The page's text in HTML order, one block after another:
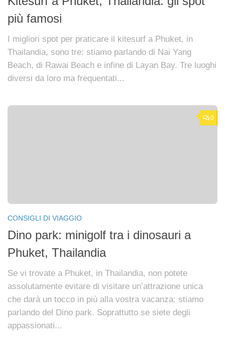
più famosi
I migliori spot per praticare il kitesurf a Phuket, in
Thailandia, sono tre: stiamo parlando di Nai Yang
Beach, di Rawai Beach e infine di Layan Bay. Tre luoghi
diversi da loro ma frequentati...
0
CONSIGLI DI VIAGGIO
Dino park: minigolf tra i dinosauri a
Phuket, Thailandia
Se vi trovate a Phuket, in Thailandia, non potete
assolutamente evitare di visitare un’attrazione unica
che darà un tocco in più alla vostra vacanza: stiamo
parlando del Dino park. Soprattutto se siete degli
appassionati...